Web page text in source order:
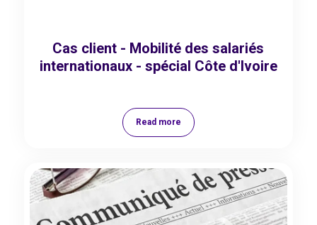
Cas client - Mobilité des salariés
internationaux - spécial Côte d'Ivoire
Read more